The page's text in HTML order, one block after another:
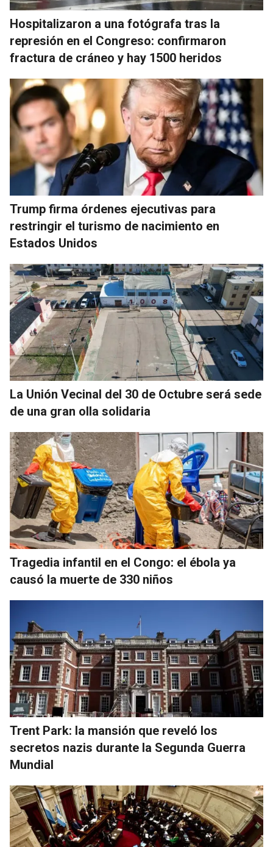
Hospitalizaron a una fotógrafa tras la
represión en el Congreso: confirmaron
fractura de cráneo y hay 1500 heridos
Trump firma órdenes ejecutivas para
restringir el turismo de nacimiento en
Estados Unidos
La Unión Vecinal del 30 de Octubre será sede
de una gran olla solidaria
Tragedia infantil en el Congo: el ébola ya
causó la muerte de 330 niños
Trent Park: la mansión que reveló los
secretos nazis durante la Segunda Guerra
Mundial